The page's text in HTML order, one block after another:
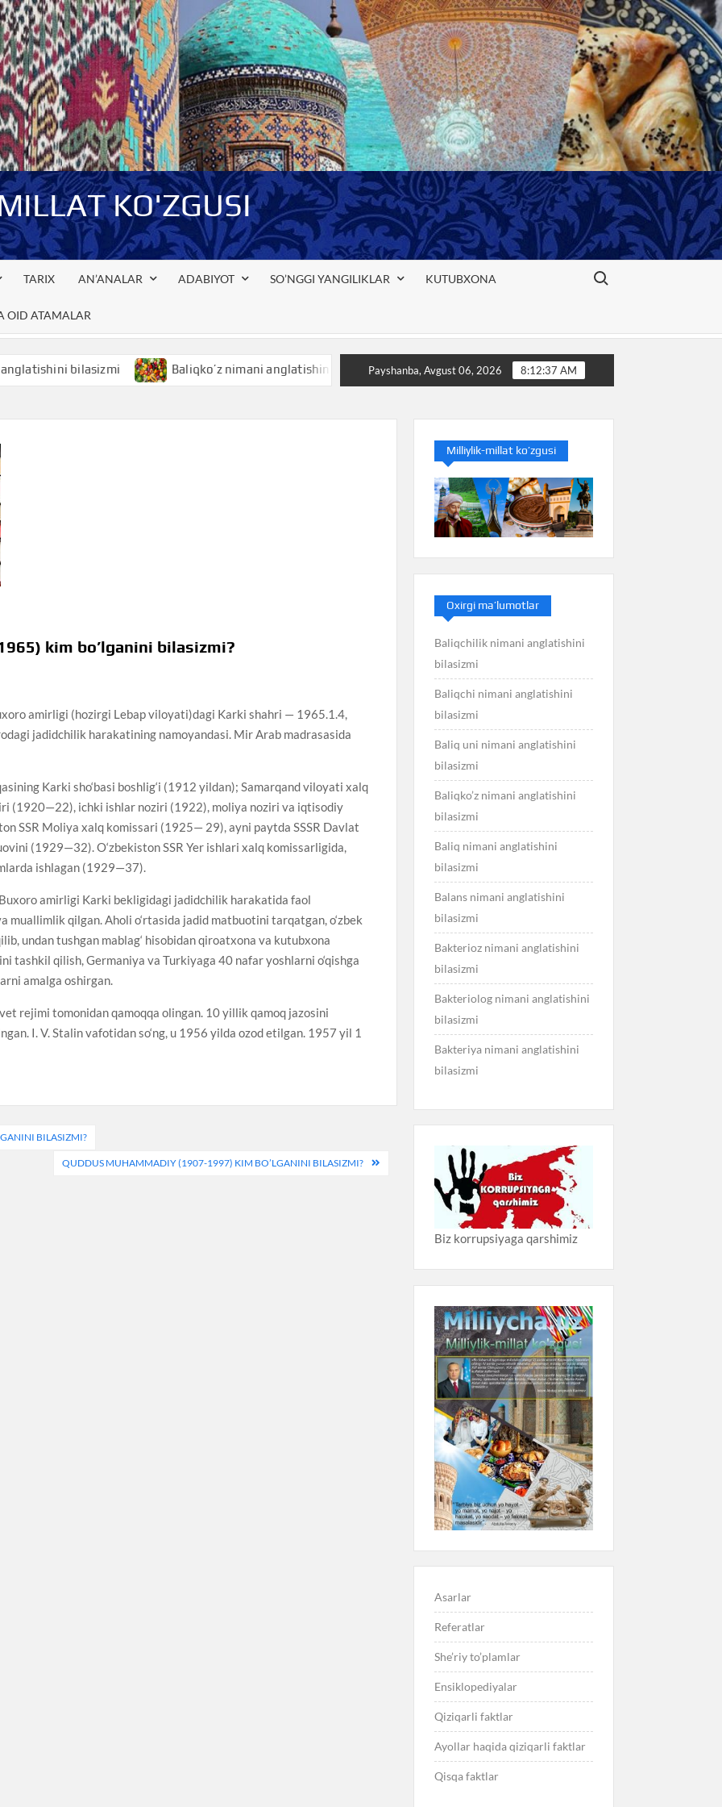
KO'ZGUSI
TARIX AN’ANALAR ADABIYOT SO’NGGI YANGILIKLAR KUTUBXONA
OID ATAMALAR
Search for:
bilasizmi Baliqko’z nimani anglatishini bilasizmi Baliq nimani anglatishini bilasizmi
Payshanba, Avgust 06, 2026 8:12:38 AM
kim bo’lganini bilasizmi?
amirligi (hozirgi Lebap viloyati)dagi Karki shahri — 1965.1.4,
jadidchilik harakatining namoyandasi. Mir Arab madrasasida
Karki sho‘basi boshlig‘i (1912 yildan); Samarqand viloyati xalq
(1920—22), ichki ishlar noziri (1922), moliya noziri va iqtisodiy
SSR Moliya xalq komissari (1925— 29), ayni paytda SSSR Davlat
(1929—32). O‘zbekiston SSR Yer ishlari xalq komissarligida,
ishlagan (1929—37).
amirligi Karki bekligidagi jadidchilik harakatida faol
muallimlik qilgan. Aholi o‘rtasida jadid matbuotini tarqatgan, o‘zbek
undan tushgan mablag‘ hisobidan qiroatxona va kutubxona
tashkil qilish, Germaniya va Turkiyaga 40 nafar yoshlarni o‘qishga
amalga oshirgan.
rejimi tomonidan qamoqqa olingan. 10 yillik qamoq jazosini
I. V. Stalin vafotidan so‘ng, u 1956 yilda ozod etilgan. 1957 yil 1
BILASIZMI?
QUDDUS MUHAMMADIY (1907-1997) KIM BO’LGANINI BILASIZMI?
Milliylik-millat ko’zgusi
Oxirgi ma’lumotlar
Baliqchilik nimani anglatishini
bilasizmi
Baliqchi nimani anglatishini
bilasizmi
Baliq uni nimani anglatishini
bilasizmi
Baliqko’z nimani anglatishini
bilasizmi
Baliq nimani anglatishini
bilasizmi
Balans nimani anglatishini
bilasizmi
Bakterioz nimani anglatishini
bilasizmi
Bakteriolog nimani anglatishini
bilasizmi
Bakteriya nimani anglatishini
bilasizmi
Biz korrupsiyaga qarshimiz
Asarlar
Referatlar
She’riy to’plamlar
Ensiklopediyalar
Qiziqarli faktlar
Ayollar haqida qiziqarli faktlar
Qisqa faktlar